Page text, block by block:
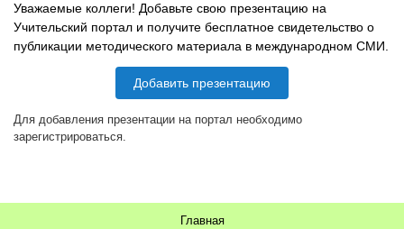
Уважаемые коллеги! Добавьте свою презентацию на
Учительский портал и получите бесплатное свидетельство о
публикации методического материала в международном СМИ.
Добавить презентацию
Для добавления презентации на портал необходимо
зарегистрироваться.
Главная